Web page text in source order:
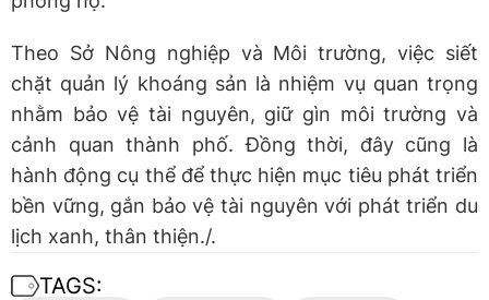
Theo Sở Nông nghiệp và Môi trường, việc siết
chặt quản lý khoáng sản là nhiệm vụ quan trọng
nhằm bảo vệ tài nguyên, giữ gìn môi trường và
cảnh quan thành phố. Đồng thời, đây cũng là
hành động cụ thể để thực hiện mục tiêu phát triển
bền vững, gắn bảo vệ tài nguyên với phát triển du
lịch xanh, thân thiện./.
TAGS: